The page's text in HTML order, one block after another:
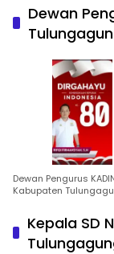
Dewan
Dewan Pengurus
Kabupaten
Kepala SD